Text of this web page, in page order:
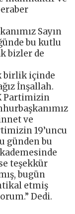
Sayın
bu kutlu
bizler de
birlik içinde
İnşallah.
Partimizin
ve
19’uncu
günden bu
teşekkür
bugün
etmiş
Dedi.